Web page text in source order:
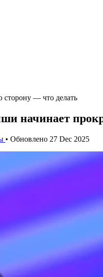
— что делать
начинает
• Обновлено 27 Dec 2025